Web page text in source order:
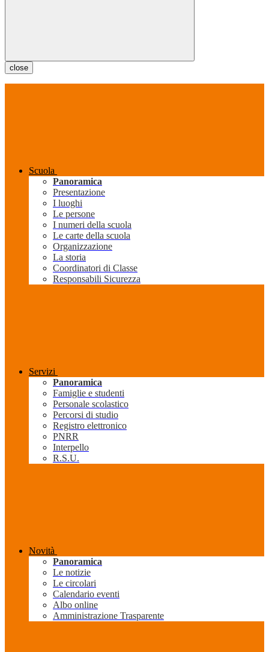
close
Scuola
Panoramica
Presentazione
I luoghi
Le persone
I numeri della scuola
Le carte della scuola
Organizzazione
La storia
Coordinatori di Classe
Responsabili Sicurezza
Servizi
Panoramica
Famiglie e studenti
Personale scolastico
Percorsi di studio
Registro elettronico
PNRR
Interpello
R.S.U.
Novità
Panoramica
Le notizie
Le circolari
Calendario eventi
Albo online
Amministrazione Trasparente